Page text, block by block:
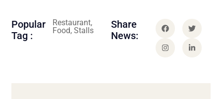
Popular
Tag :
Restaurant,
Food, Stalls
Share
News: